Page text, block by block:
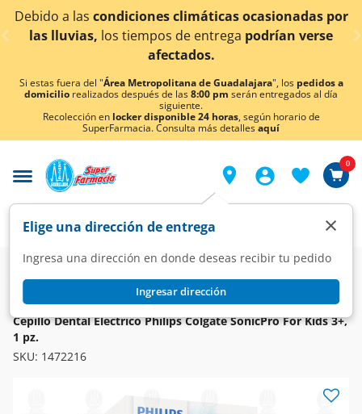
< div class="carousel-inner">
a lascondiciones climáticas ocasionadas por
las lluvias,los tiempos de entregapodrían verse
afectados.
Si estas fuera del "Área Metropolitana de Guadalajara", los pedidos a
domicilio realizados después de las8:00 pm serán entregados al día
siguiente.
Recolección en locker disponible 24 horas, según horario de
SuperFarmacia. Consulta más detallesaquí
Elige una dirección de entrega
Ingresa una dirección en donde deseas recibir tu pedido
Ingresar dirección
×
0
Super Higiene y Belleza
Cuidado Bucal
Cepillos Dentales
COLGATE
Cepillo Dental Eléctrico Philips Colgate SonicPro For Kids 3+,
1 pz.
SKU: 1472216